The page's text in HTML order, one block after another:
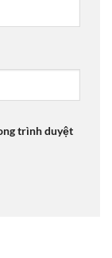
trình duyệt